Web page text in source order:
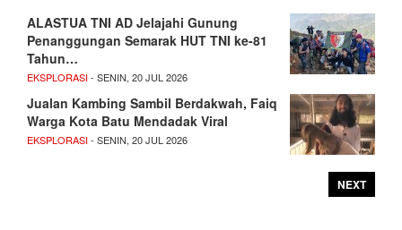
ALASTUA TNI AD Jelajahi Gunung
Penanggungan Semarak HUT TNI ke-81
Tahun…
EKSPLORASI- SENIN, 20 JUL 2026
Jualan Kambing Sambil Berdakwah, Faiq
Warga Kota Batu Mendadak Viral
EKSPLORASI- SENIN, 20 JUL 2026
NEXT